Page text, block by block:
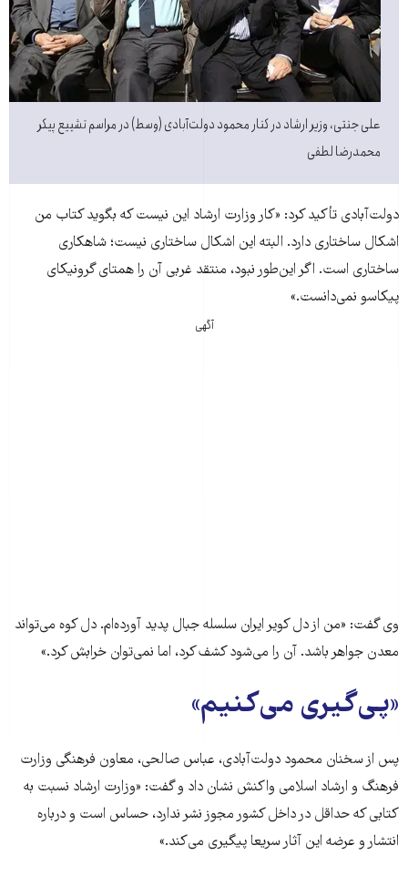
علی جنتی، وزیر ارشاد در کنار محمود دولت‌آبادی (وسط) در مراسم تشییع پیکر
محمدرضا لطفی
دولت‌آبادی تأکید کرد: «کار وزارت ارشاد اين نيست که بگويد کتاب من
اشکال ساختاری دارد. البته اين اشکال ساختاری نيست؛ شاهکاری
ساختاری است. اگر اين‌طور نبود، منتقد غربی آن را همتای گرونيکای
پيکاسو نمی‌دانست.»
آگهی
وی گفت: «من از دل کوير ايران سلسله جبال پديد آورده‌ام. دل کوه می‌تواند
معدن جواهر باشد. آن را می‌شود کشف کرد، اما نمی‌توان خرابش کرد.»
«پی‌گیری می‌کنیم»
پس از سخنان محمود دولت‌آبادی، عباس صالحی، معاون فرهنگی وزارت
فرهنگ و ارشاد اسلامی واکنش نشان داد و گفت: «وزارت ارشاد نسبت به
کتابی که حداقل در داخل کشور مجوز نشر ندارد، حساس است و درباره
انتشار و عرضه اين آثار سريعا پيگيری می‌کند.»